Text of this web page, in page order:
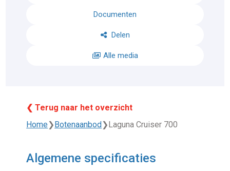
Documenten
Delen
Alle media
❮ Terug naar het overzicht
Home❯ Botenaanbod ❯ Laguna Cruiser 700
Algemene specificaties